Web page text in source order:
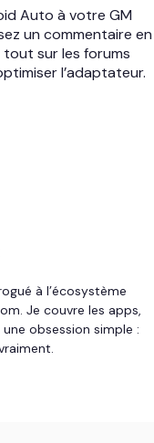
Auto à votre GM
un commentaire en
tout sur les forums
l’adaptateur.
à l’écosystème
Je couvre les apps,
obsession simple :